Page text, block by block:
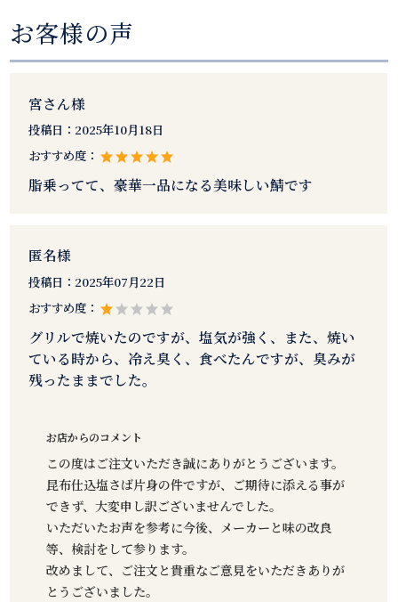
お客様の声
宮さん様
投稿日： 2025年10月18日
おすすめ度：
脂乗ってて、豪華一品になる美味しい鯖です
匿名様
投稿日： 2025年07月22日
おすすめ度：
グリルで焼いたのですが、塩気が強く、また、焼い
ている時から、冷え臭く、食べたんですが、臭みが
残ったままでした。
お店からのコメント
この度はご注文いただき誠にありがとうございます。
昆布仕込塩さば片身の件ですが、ご期待に添える事が
できず、大変申し訳ございませんでした。
いただいたお声を参考に今後、メーカーと味の改良
等、検討をして参ります。
改めまして、ご注文と貴重なご意見をいただきありが
とうございました。